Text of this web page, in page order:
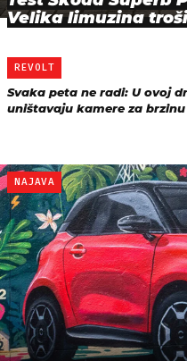
Velika limuzina
REVOLT
Svaka peta ne radi: U ovoj
uništavaju kamere za brzinu
NAJAVA